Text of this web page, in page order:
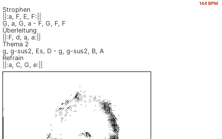
144 BPM
Strophen
||:a, F, E, F:||
G, a, G, a - F, G, F, F
Überleitung
||:F, d, a, a:||
Thema 2
g, g-sus2, Es, D - g, g-sus2, B, A
Refrain
||:a, C, G, e:||